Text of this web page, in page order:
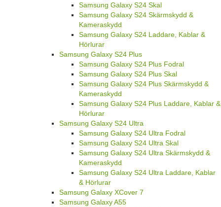
Samsung Galaxy S24 Skal
Samsung Galaxy S24 Skärmskydd &
Kameraskydd
Samsung Galaxy S24 Laddare, Kablar &
Hörlurar
Samsung Galaxy S24 Plus
Samsung Galaxy S24 Plus Fodral
Samsung Galaxy S24 Plus Skal
Samsung Galaxy S24 Plus Skärmskydd &
Kameraskydd
Samsung Galaxy S24 Plus Laddare, Kablar &
Hörlurar
Samsung Galaxy S24 Ultra
Samsung Galaxy S24 Ultra Fodral
Samsung Galaxy S24 Ultra Skal
Samsung Galaxy S24 Ultra Skärmskydd &
Kameraskydd
Samsung Galaxy S24 Ultra Laddare, Kablar
& Hörlurar
Samsung Galaxy XCover 7
Samsung Galaxy A55